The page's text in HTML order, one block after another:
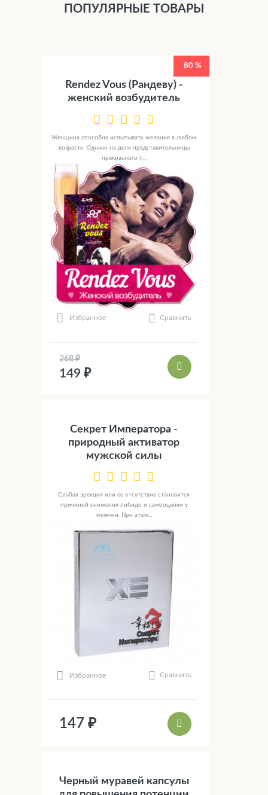
ПОПУЛЯРНЫЕ ТОВАРЫ
80 %
Rendez Vous (Рандеву) -
женский возбудитель
Женщина способна испытывать желание в любом
возрасте. Однако на деле представительницы
прекрасного п...
Избранное Сравнить
268 ₽
149 ₽
Секрет Императора -
природный активатор
мужской силы
Слабая эрекция или ее отсутствие становится
причиной снижения либидо и самооценки у
мужчин. При этом...
Избранное Сравнить
147 ₽
Черный муравей капсулы